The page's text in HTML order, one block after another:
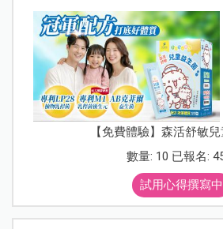
書）、領藥證明，以供申請
用。